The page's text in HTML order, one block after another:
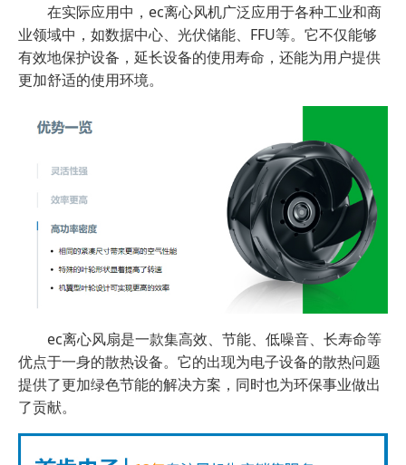
在实际应用中，ec离心风机广泛应用于各种工业和商
业领域中，如数据中心、光伏储能、FFU等。它不仅能够
有效地保护设备，延长设备的使用寿命，还能为用户提供
更加舒适的使用环境。
ec离心风扇是一款集高效、节能、低噪音、长寿命等
优点于一身的散热设备。它的出现为电子设备的散热问题
提供了更加绿色节能的解决方案，同时也为环保事业做出
了贡献。